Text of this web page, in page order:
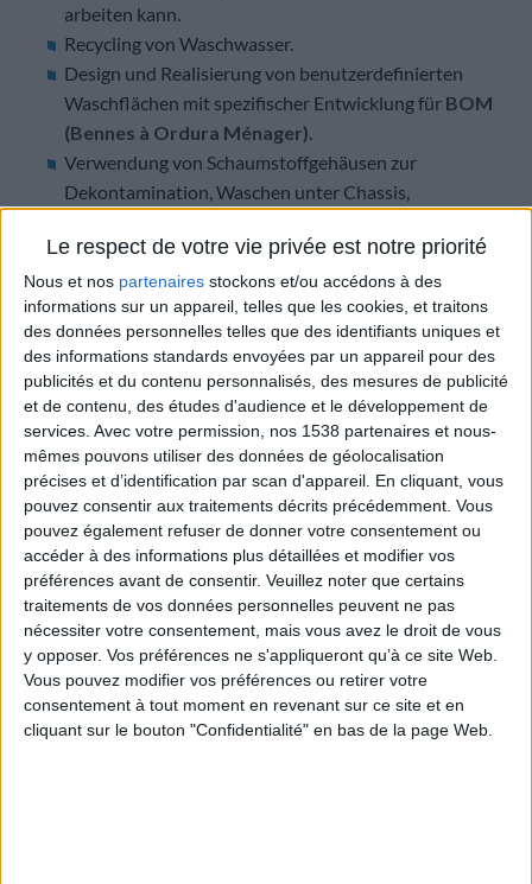
Le respect de votre vie privée est notre priorité
Nous et nos partenaires stockons et/ou accédons à des
informations sur un appareil, telles que les cookies, et traitons
des données personnelles telles que des identifiants uniques et
des informations standards envoyées par un appareil pour des
publicités et du contenu personnalisés, des mesures de publicité
et de contenu, des études d'audience et le développement de
services. Avec votre permission, nos 1538 partenaires et nous-
mêmes pouvons utiliser des données de géolocalisation
précises et d’identification par scan d'appareil. En cliquant, vous
pouvez consentir aux traitements décrits précédemment. Vous
pouvez également refuser de donner votre consentement ou
accéder à des informations plus détaillées et modifier vos
préférences avant de consentir. Veuillez noter que certains
traitements de vos données personnelles peuvent ne pas
nécessiter votre consentement, mais vous avez le droit de vous
y opposer. Vos préférences ne s'appliqueront qu’à ce site Web.
Vous pouvez modifier vos préférences ou retirer votre
consentement à tout moment en revenant sur ce site et en
cliquant sur le bouton "Confidentialité" en bas de la page Web.
arbeiten kann.
Recycling von Waschwasser.
Design und Realisierung von benutzerdefinierten
Waschflächen mit spezifischer Entwicklung für BOM
(Bennes à Ordura Ménager).
Verwendung von Schaumstoffgehäusen zur
Dekontamination, Waschen unter Chassis,
Haushaltsabfälle….
Selbstbehaltener freiwilliger
Punktreiniger